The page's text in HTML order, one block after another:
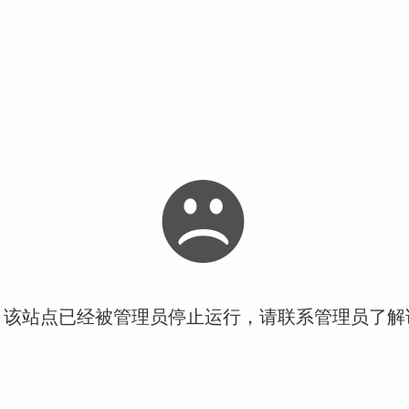
站点已经被管理员停止运行，请联系管理员了